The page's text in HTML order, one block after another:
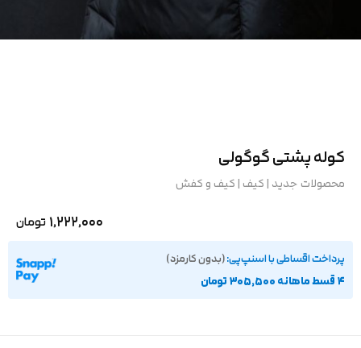
کوله پشتی گوگولی
محصولات جدید|کیف|کیف و کفش
1,222,000تومان
پرداخت اقساطی با اسنپ‌پی:(بدون کارمزد)
۴ قسط ماهانه 305,500 تومان